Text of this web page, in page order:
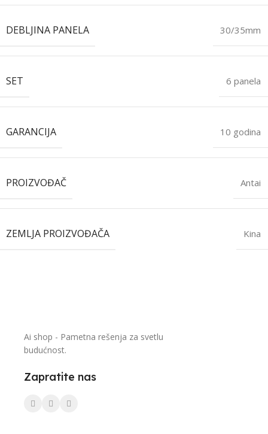
DEBLJINA PANELA 30/35mm
SET 6 panela
GARANCIJA 10 godina
PROIZVOĐAČ Antai
ZEMLJA PROIZVOĐAČA Kina
Ai shop - Pametna rešenja za svetlu
budućnost.
Zapratite nas